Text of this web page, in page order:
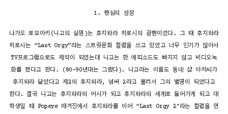
1. 팬심의 성장
나가오 토모아키(니고의 실명)는 후지와라 히로시의 광팬이었다. 그 때 후지와라
히로시는 “Last Orgy”라는 스트릿문화 컬럼을 쓰고 있었고 너무 인기가 많아서
TV프로그램으로도 제작이 되었는데 니고는 한 에피소드도 빠지지 않고 비디오녹
화를 했다고 한다. (80-90년대는 그랬다). 니고라는 이름도 동네 샵 아저씨가
후지와라 닮았다고 제2의 후지와라, 넘버 2라고 불러서 그의 별명이 되었다고
한다. 결국 니고는 후지와라의 어시가 되고 후지와라의 세계로 들어가게 되고 대
학생일 때 Popeye 매거진에서 후지와라를 이어 “Last Orgy 2″라는 컬럼을 연